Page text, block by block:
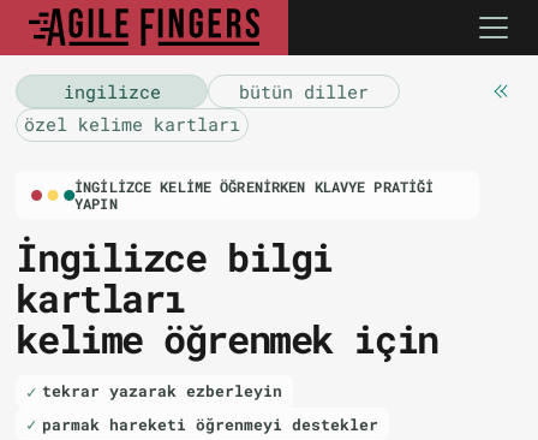
i̇ngilizce
bütün diller
özel kelime kartları
İNGILIZCE KELIME ÖĞRENIRKEN KLAVYE PRATIĞI
YAPIN
İngilizce bilgi
kartları
kelime öğrenmek için
tekrar yazarak ezberleyin
parmak hareketi öğrenmeyi destekler